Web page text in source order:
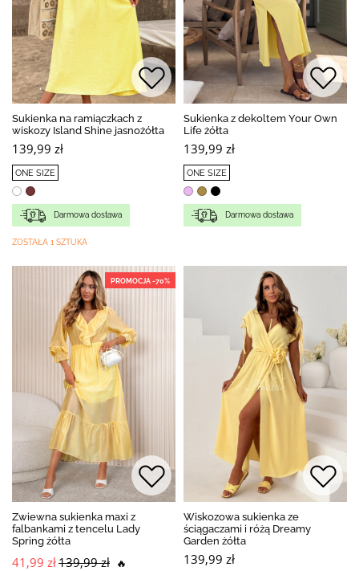
Sukienka na ramiączkach z
wiskozy Island Shine jasnożółta
139,99 zł
ONE SIZE
Darmowa dostawa
ZOSTAŁA 1 SZTUKA
Sukienka z dekoltem Your Own
Life żółta
139,99 zł
ONE SIZE
Darmowa dostawa
PROMOCJA -70%
Zwiewna sukienka maxi z
falbankami z tencelu Lady
Spring żółta
41,99 zł139,99 zł 🔥
Wiskozowa sukienka ze
ściągaczami i różą Dreamy
Garden żółta
139,99 zł